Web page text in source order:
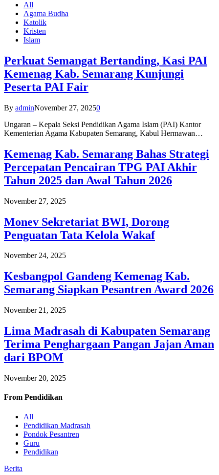
All
Agama Budha
Katolik
Kristen
Islam
Perkuat Semangat Bertanding, Kasi PAI
Kemenag Kab. Semarang Kunjungi
Peserta PAI Fair
By adminNovember 27, 20250
Ungaran – Kepala Seksi Pendidikan Agama Islam (PAI) Kantor
Kementerian Agama Kabupaten Semarang, Kabul Hermawan…
Kemenag Kab. Semarang Bahas Strategi
Percepatan Pencairan TPG PAI Akhir
Tahun 2025 dan Awal Tahun 2026
November 27, 2025
Monev Sekretariat BWI, Dorong
Penguatan Tata Kelola Wakaf
November 24, 2025
Kesbangpol Gandeng Kemenag Kab.
Semarang Siapkan Pesantren Award 2026
November 21, 2025
Lima Madrasah di Kabupaten Semarang
Terima Penghargaan Pangan Jajan Aman
dari BPOM
November 20, 2025
From Pendidikan
All
Pendidikan Madrasah
Pondok Pesantren
Guru
Pendidikan
Berita